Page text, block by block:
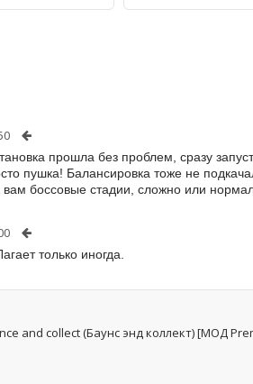
прошла без проблем, сразу
пушка! Балансировка тоже не
вам боссовые стадии, сложно или
только иногда.
and collect (Баунс энд коллект) [МОД